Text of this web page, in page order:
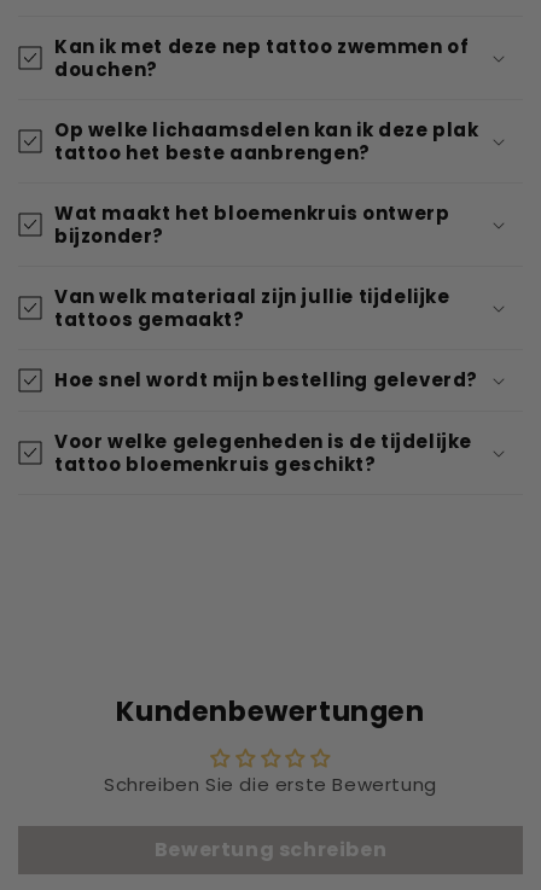
Kan ik met deze nep tattoo zwemmen of
douchen?
Op welke lichaamsdelen kan ik deze plak
tattoo het beste aanbrengen?
Wat maakt het bloemenkruis ontwerp
bijzonder?
Van welk materiaal zijn jullie tijdelijke
tattoos gemaakt?
Hoe snel wordt mijn bestelling geleverd?
Voor welke gelegenheden is de tijdelijke
tattoo bloemenkruis geschikt?
Kundenbewertungen
Schreiben Sie die erste Bewertung
Bewertung schreiben